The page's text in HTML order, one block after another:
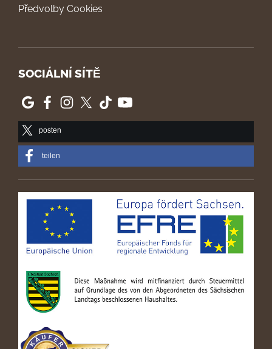
Předvolby Cookies
SOCIÁLNÍ SÍTĚ
posten
teilen